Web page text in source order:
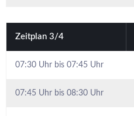
Zeitplan 3/4
07:30 Uhr bis 07:45 Uhr
07:45 Uhr bis 08:30 Uhr